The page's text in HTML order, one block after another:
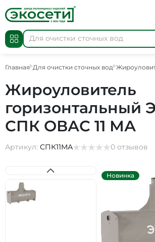
Главная Для очистки сточных вод
Жироуловитель
горизонтальный
СПК ОВАС 11 МА
Артикул: СПК11МА 0 отзывов
Новинка